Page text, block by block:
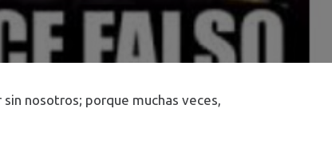
nosotros; porque muchas veces,